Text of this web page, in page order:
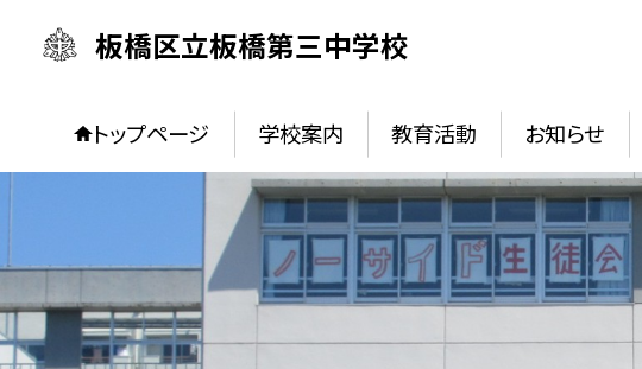
板橋区立板橋第三中学校
トップページ 学校案内 教育活動 お知らせ